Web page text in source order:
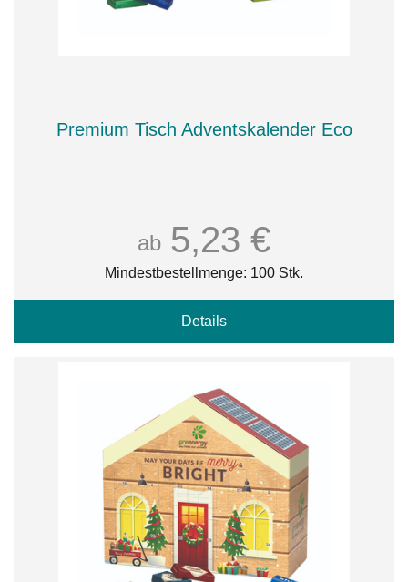
Premium Tisch Adventskalender Eco
ab 5,23 €
Mindestbestellmenge: 100 Stk.
Details